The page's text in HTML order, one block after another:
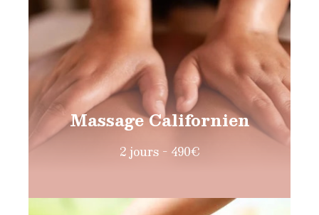
Massage Californien
2 jours - 490€